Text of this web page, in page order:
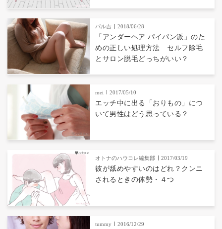
パル吉 2018/06/28
「アンダーヘア パイパン派」のた
めの正しい処理方法 セルフ除毛
とサロン脱毛どっちがいい？
mei 2017/05/10
エッチ中に出る「おりもの」につ
いて男性はどう思っている？
オトナのハウコレ編集部 2017/03/19
彼が舐めやすいのはどれ？クンニ
されるときの体勢・４つ
tummy 2016/12/29